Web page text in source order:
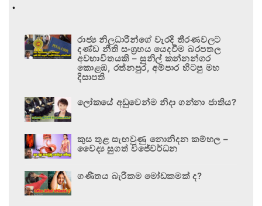
.
රාජ්‍ය නිලධාරීන්ගේ වැරදි තීරණවලට
දණ්ඩ නීති සංග්‍රහය යෙදවීම බරපතල
අවභාවිතයකි – සුනිල් කන්නන්ගර
කොළඹ, රත්නපුර, අම්පාර හිටපු මහ
දිසාපති
ලෝකයේ අඩුවෙන්ම නිදා ගන්නා ජාතිය?
කුස තුළ සැඟවුණු නොනිදන කම්හල –
වෛද්‍ය සුගත් විජේවර්ධන
ගණිතය බැරිකම මෝඩකමක් ද?